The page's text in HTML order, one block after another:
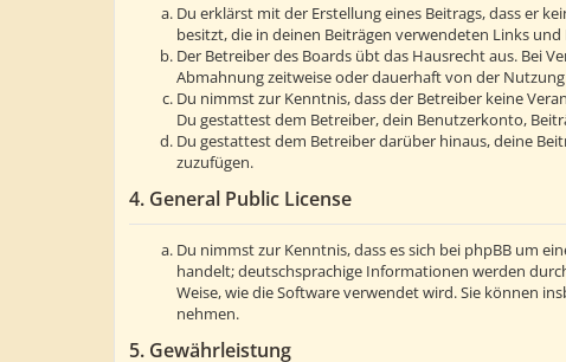
Du erklärst mit der Erstellung eines Beitrags, dass er
besitzt, die in deinen Beiträgen verwendeten Links
Der Betreiber des Boards übt das Hausrecht aus. Bei
Abmahnung zeitweise oder dauerhaft von der
Du nimmst zur Kenntnis, dass der Betreiber keine
Du gestattest dem Betreiber, dein Benutzerkonto,
Du gestattest dem Betreiber darüber hinaus, deine
zuzufügen.
4. General Public License
Du nimmst zur Kenntnis, dass es sich bei phpBB um
handelt; deutschsprachige Informationen werden
Weise, wie die Software verwendet wird. Sie können
nehmen.
5. Gewährleistung